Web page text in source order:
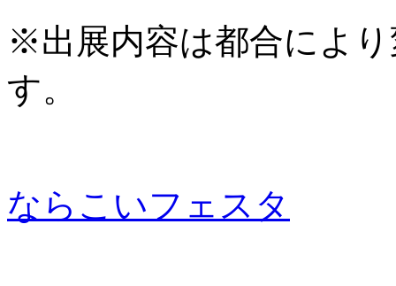
※出展内容は都合によ
す。
ならこいフェスタ